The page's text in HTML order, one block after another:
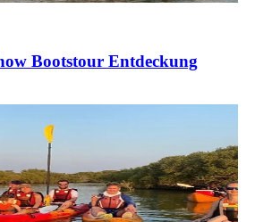
Bootstour Entdeckung